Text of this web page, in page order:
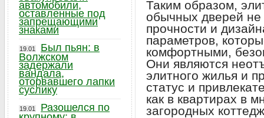
Таким образом,
обычных дверей не
прочности и
параметров,
комфортными,
Они являются
элитного жилья и
статус и
как в квартирах в
загородных
автомобили,
оставленные под
запрещающими
знаками
19.01
Был пьян: в
Волжском
задержали
вандала,
оторвавшего лапки
суслику
19.01
Разошелся по